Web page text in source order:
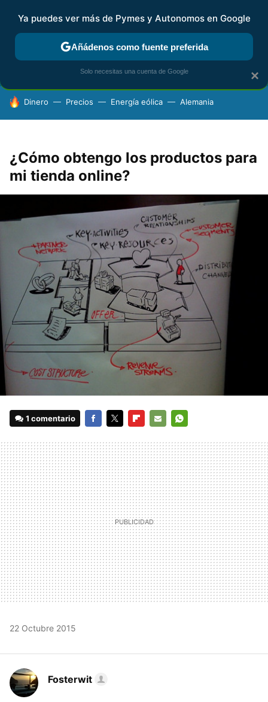
FISCALIDAD Y CONTABILIDAD KIT DIGITAL RENTA
HOY SE HABLA DE
Dinero Precios Energía eólica Alemania
¿Cómo obtengo los productos para
mi tienda online?
1 comentario
MAIL
22 Octubre 2015
Fosterwit
×
Ya puedes ver más de Pymes y Autonomos en Google
Añádenos como fuente preferida
Solo necesitas una cuenta de Google